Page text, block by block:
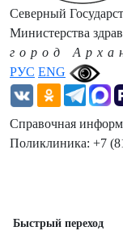
РУС ENG
Северный
Министерства
город
Справочная
Поликлиника: +7
Быстрый переход